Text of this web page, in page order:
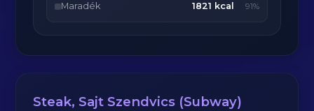
Maradék 1821 kcal 91%
Steak, Sajt Szendvics (Subway)